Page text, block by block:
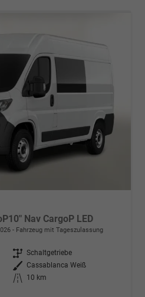
Nav CargoP LED
Fahrzeug mit Tageszulassung
Getriebe Schaltgetriebe
Außenfarbe Cassablanca Weiß
Kilometerstand
10 km